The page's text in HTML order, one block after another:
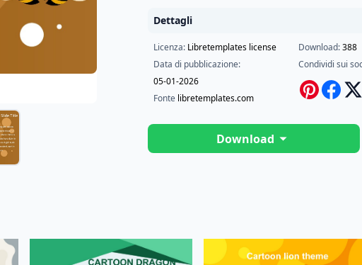
Dettagli
Licenza: Libretemplates license
Data di pubblicazione:
05-01-2026
Fonte libretemplates.com
Download:388
Condividi sui
Download